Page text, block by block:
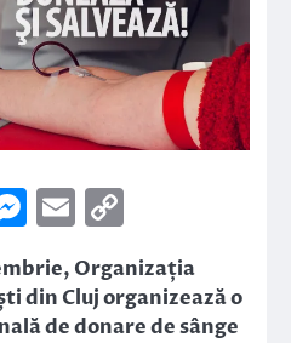
Messenger
Email
Link
Organizația
din Cluj organizează o
de donare de sânge